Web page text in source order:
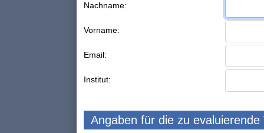
Nachname:
Vorname:
Email:
Institut:
Angaben für die zu evaluierende